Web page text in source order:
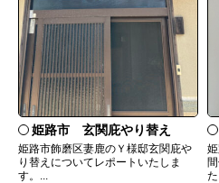
姫路市 玄関庇やり替え
姫路市飾磨区妻鹿のＹ様邸玄関庇や
り替えについてレポートいたしま
す。...
た...